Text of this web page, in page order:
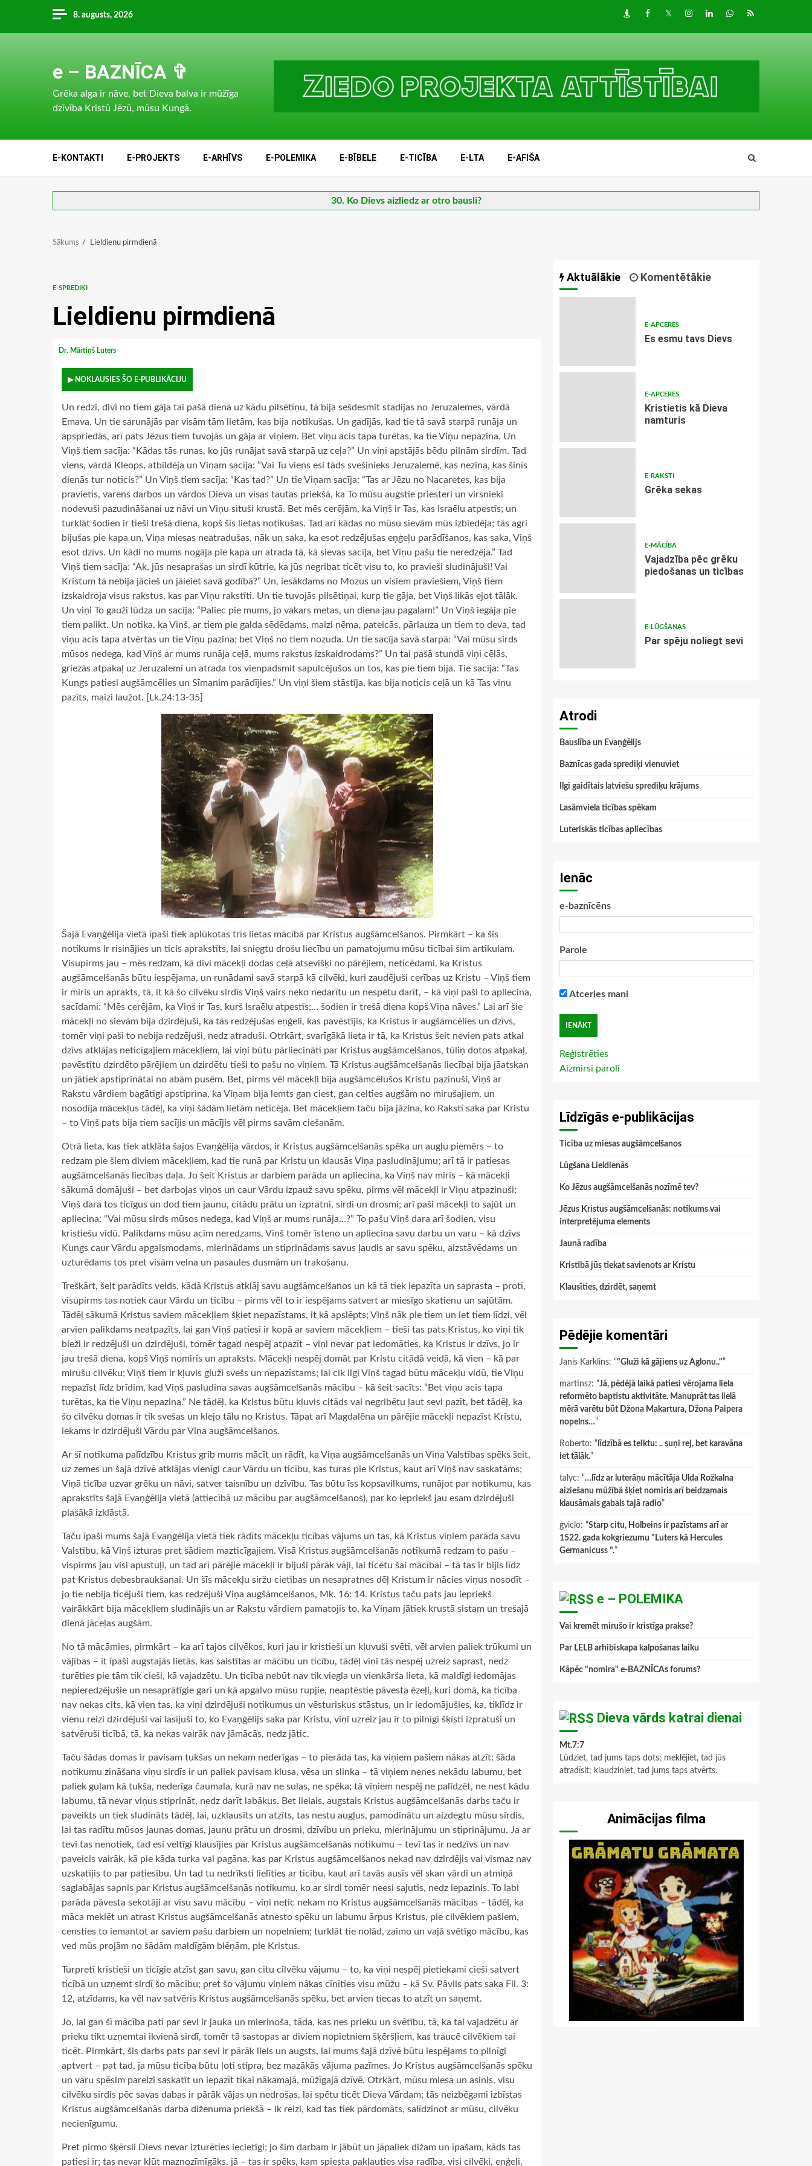
content
8. augusts, 2026 DraugiemFacebook
TwitterInstagram
LinkedInwhatsapp
RSS
e – BAZNĪCA ✞
Grēka alga ir nāve, bet Dieva balva ir mūžīga
dzīvība Kristū Jēzū, mūsu Kungā.
E-KONTAKTI E-PROJEKTS E-ARHĪVS E-POLEMIKA E-BĪBELE E-TICĪBA E-LTA E-AFIŠA
30. Ko Dievs aizliedz ar otro bausli?
Sākums Lieldienu pirmdienā
E-SPREDIĶI
Lieldienu pirmdienā
Dr. Mārtiņš Luters
▶ NOKLAUSIES ŠO E-PUBLIKĀCIJU
Un redzi, divi no tiem gāja tai pašā dienā uz kādu pilsētiņu, tā bija sešdesmit stadijas no Jeruzalemes, vārdā
Emava. Un tie sarunājās par visām tām lietām, kas bija notikušas. Un gadījās, kad tie tā savā starpā runāja un
apspriedās, arī pats Jēzus tiem tuvojās un gāja ar viņiem. Bet viņu acis tapa turētas, ka tie Viņu nepazina. Un
Viņš tiem sacīja: “Kādas tās runas, ko jūs runājat savā starpā uz ceļa?” Un viņi apstājās bēdu pilnām sirdīm. Tad
viens, vārdā Kleops, atbildēja un Viņam sacīja: ”Vai Tu viens esi tāds svešinieks Jeruzalemē, kas nezina, kas šinīs
dienās tur noticis?” Un Viņš tiem sacīja: “Kas tad?” Un tie Viņam sacīja: “Tas ar Jēzu no Nacaretes, kas bija
pravietis, varens darbos un vārdos Dieva un visas tautas priekšā, ka To mūsu augstie priesteri un virsnieki
nodevuši pazudināšanai uz nāvi un Viņu situši krustā. Bet mēs cerējām, ka Viņš ir Tas, kas Israēlu atpestīs; un
turklāt šodien ir tieši trešā diena, kopš šīs lietas notikušas. Tad arī kādas no mūsu sievām mūs izbiedēja; tās agri
bijušas pie kapa un, Viņa miesas neatradušas, nāk un saka, ka esot redzējušas eņģeļu parādīšanos, kas saka, Viņš
esot dzīvs. Un kādi no mums nogāja pie kapa un atrada tā, kā sievas sacīja, bet Viņu pašu tie neredzēja.” Tad
Viņš tiem sacīja: “Ak, jūs nesaprašas un sirdī kūtrie, ka jūs negribat ticēt visu to, ko pravieši sludinājuši! Vai
Kristum tā nebija jācieš un jāieiet savā godībā?” Un, iesākdams no Mozus un visiem praviešiem, Viņš tiem
izskaidroja visus rakstus, kas par Viņu rakstīti. Un tie tuvojās pilsētiņai, kurp tie gāja, bet Viņš likās ejot tālāk.
Un viņi To gauži lūdza un sacīja: “Paliec pie mums, jo vakars metas, un diena jau pagalam!” Un Viņš iegāja pie
tiem palikt. Un notika, ka Viņš, ar tiem pie galda sēdēdams, maizi ņēma, pateicās, pārlauza un tiem to deva, tad
viņu acis tapa atvērtas un tie Viņu pazina; bet Viņš no tiem nozuda. Un tie sacīja savā starpā: “Vai mūsu sirds
mūsos nedega, kad Viņš ar mums runāja ceļā, mums rakstus izskaidrodams?” Un tai pašā stundā viņi cēlās,
griezās atpakaļ uz Jeruzalemi un atrada tos vienpadsmit sapulcējušos un tos, kas pie tiem bija. Tie sacīja: “Tas
Kungs patiesi augšāmcēlies un Sīmanim parādījies.” Un viņi šiem stāstīja, kas bija noticis ceļā un kā Tas viņu
pazīts, maizi laužot. [Lk.24:13-35]
Šajā Evaņģēlija vietā īpaši tiek aplūkotas trīs lietas mācībā par Kristus augšāmcelšanos. Pirmkārt – ka šis
notikums ir risinājies un ticis aprakstīts, lai sniegtu drošu liecību un pamatojumu mūsu ticībai šim artikulam.
Visupirms jau – mēs redzam, kā divi mācekļi dodas ceļā atsevišķi no pārējiem, neticēdami, ka Kristus
augšāmcelšanās būtu iespējama, un runādami savā starpā kā cilvēki, kuri zaudējuši cerības uz Kristu – Viņš tiem
ir miris un aprakts, tā, it kā šo cilvēku sirdīs Viņš vairs neko nedarītu un nespētu darīt, – kā viņi paši to apliecina,
sacīdami: “Mēs cerējām, ka Viņš ir Tas, kurš Israēlu atpestīs;… šodien ir trešā diena kopš Viņa nāves.” Lai arī šie
mācekļi no sievām bija dzirdējuši, ka tās redzējušas eņģeli, kas pavēstījis, ka Kristus ir augšāmcēlies un dzīvs,
tomēr viņi paši to nebija redzējuši, nedz atraduši. Otrkārt, svarīgākā lieta ir tā, ka Kristus šeit nevien pats atkal
dzīvs atklājas neticīgajiem mācekļiem, lai viņi būtu pārliecināti par Kristus augšāmcelšanos, tūliņ dotos atpakaļ,
pavēstītu dzirdēto pārējiem un dzirdētu tieši to pašu no viņiem. Tā Kristus augšāmcelšanās liecībai bija jāatskan
un jātiek apstiprinātai no abām pusēm. Bet, pirms vēl mācekļi bija augšāmcēlušos Kristu pazinuši, Viņš ar
Rakstu vārdiem bagātīgi apstiprina, ka Viņam bija lemts gan ciest, gan celties augšām no mirušajiem, un
nosodīja mācekļus tādēļ, ka viņi šādām lietām neticēja. Bet mācekļiem taču bija jāzina, ko Raksti saka par Kristu
– to Viņš pats bija tiem sacījis un mācījis vēl pirms savām ciešanām.
Otrā lieta, kas tiek atklāta šajos Evaņģēlija vārdos, ir Kristus augšāmcelšanās spēka un augļu piemērs – to
redzam pie šiem diviem mācekļiem, kad tie runā par Kristu un klausās Viņa pasludinājumu; arī tā ir patiesas
augšāmcelšanās liecības daļa. Jo šeit Kristus ar darbiem parāda un apliecina, ka Viņš nav miris – kā mācekļi
sākumā domājuši – bet darbojas viņos un caur Vārdu izpauž savu spēku, pirms vēl mācekļi ir Viņu atpazinuši;
Viņš dara tos ticīgus un dod tiem jaunu, citādu prātu un izpratni, sirdi un drosmi; arī paši mācekļi to sajūt un
apliecina: “Vai mūsu sirds mūsos nedega, kad Viņš ar mums runāja…?” To pašu Viņš dara arī šodien, visu
kristiešu vidū. Palikdams mūsu acīm neredzams, Viņš tomēr īsteno un apliecina savu darbu un varu – kā dzīvs
Kungs caur Vārdu apgaismodams, mierinādams un stiprinādams savus ļaudis ar savu spēku, aizstāvēdams un
uzturēdams tos pret visām velna un pasaules dusmām un trakošanu.
Treškārt, šeit parādīts veids, kādā Kristus atklāj savu augšāmcelšanos un kā tā tiek iepazīta un saprasta – proti,
visupirms tas notiek caur Vārdu un ticību – pirms vēl to ir iespējams satvert ar miesīgo skatienu un sajūtām.
Tādēļ sākumā Kristus saviem mācekļiem šķiet nepazīstams, it kā apslēpts; Viņš nāk pie tiem un iet tiem līdzi, vēl
arvien palikdams neatpazīts, lai gan Viņš patiesi ir kopā ar saviem mācekļiem – tieši tas pats Kristus, ko viņi tik
bieži ir redzējuši un dzirdējuši, tomēr tagad nespēj atpazīt – viņi nevar pat iedomāties, ka Kristus ir dzīvs, jo ir
jau trešā diena, kopš Viņš nomiris un apraksts. Mācekļi nespēj domāt par Kristu citādā veidā, kā vien – kā par
mirušu cilvēku; Viņš tiem ir kļuvis gluži svešs un nepazīstams; lai cik ilgi Viņš tagad būtu mācekļu vidū, tie Viņu
nepazīst līdz brīdim, kad Viņš pasludina savas augšāmcelšanās mācību – kā šeit sacīts: “Bet viņu acis tapa
turētas, ka tie Viņu nepazina.” Ne tādēļ, ka Kristus būtu kļuvis citāds vai negribētu ļaut sevi pazīt, bet tādēļ, ka
šo cilvēku domas ir tik svešas un klejo tālu no Kristus. Tāpat arī Magdalēna un pārējie mācekļi nepazīst Kristu,
iekams ir dzirdējuši Vārdu par Viņa augšāmcelšanos.
Ar šī notikuma palīdzību Kristus grib mums mācīt un rādīt, ka Viņa augšāmcelšanās un Viņa Valstības spēks šeit,
uz zemes un šajā dzīvē atklājas vienīgi caur Vārdu un ticību, kas turas pie Kristus, kaut arī Viņš nav saskatāms;
Viņā ticība uzvar grēku un nāvi, satver taisnību un dzīvību. Tas būtu īss kopsavilkums, runājot par notikumu, kas
aprakstīts šajā Evaņģēlija vietā (attiecībā uz mācību par augšāmcelšanos), par ko iepriekš jau esam dzirdējuši
plašākā izklāstā.
Taču īpaši mums šajā Evaņģēlija vietā tiek rādīts mācekļu ticības vājums un tas, kā Kristus viņiem parāda savu
Valstību, kā Viņš izturas pret šādiem mazticīgajiem. Visā Kristus augšāmcelšanās notikumā redzam to pašu –
vispirms jau visi apustuļi, un tad arī pārējie mācekļi ir bijuši pārāk vāji, lai ticētu šai mācībai – tā tas ir bijis līdz
pat Kristus debesbraukšanai. Un šīs mācekļu siržu cietības un nesapratnes dēļ Kristum ir nācies viņus nosodīt –
jo tie nebija ticējuši tiem, kas redzējuši Viņa augšāmcelšanos, Mk. 16: 14. Kristus taču pats jau iepriekš
vairākkārt bija mācekļiem sludinājis un ar Rakstu vārdiem pamatojis to, ka Viņam jātiek krustā sistam un trešajā
dienā jāceļas augšām.
No tā mācāmies, pirmkārt – ka arī tajos cilvēkos, kuri jau ir kristieši un kļuvuši svēti, vēl arvien paliek trūkumi un
vājības – it īpaši augstajās lietās, kas saistītas ar mācību un ticību, tādēļ viņi tās nespēj uzreiz saprast, nedz
turēties pie tām tik cieši, kā vajadzētu. Un ticība nebūt nav tik viegla un vienkārša lieta, kā maldīgi iedomājas
nepieredzējušie un nesaprātīgie gari un kā apgalvo mūsu rupjie, neaptēstie pāvesta ēzeļi, kuri domā, ka ticība
nav nekas cits, kā vien tas, ka viņi dzirdējuši notikumus un vēsturiskus stāstus, un ir iedomājušies, ka, tiklīdz ir
vienu reizi dzirdējuši vai lasījuši to, ko Evaņģēlijs saka par Kristu, viņi uzreiz jau ir to pilnīgi šķīsti izpratuši un
satvēruši ticībā, tā, ka nekas vairāk nav jāmācās, nedz jātic.
Taču šādas domas ir pavisam tukšas un nekam nederīgas – to pierāda tas, ka viņiem pašiem nākas atzīt: šāda
notikumu zināšana viņu sirdīs ir un paliek pavisam klusa, vēsa un slinka – tā viņiem nenes nekādu labumu, bet
paliek guļam kā tukša, nederīga čaumala, kurā nav ne sulas, ne spēka; tā viņiem nespēj ne palīdzēt, ne nest kādu
labumu, tā nevar viņus stiprināt, nedz darīt labākus. Bet lielais, augstais Kristus augšāmcelšanās darbs taču ir
paveikts un tiek sludināts tādēļ, lai, uzklausīts un atzīts, tas nestu augļus, pamodinātu un aizdegtu mūsu sirdis,
lai tas radītu mūsos jaunas domas, jaunu prātu un drosmi, dzīvību un prieku, mierinājumu un stiprinājumu. Ja ar
tevi tas nenotiek, tad esi veltīgi klausījies par Kristus augšāmcelšanās notikumu – tevī tas ir nedzīvs un nav
paveicis vairāk, kā pie kāda turka vai pagāna, kas par Kristus augšāmcelšanos nekad nav dzirdējis vai vismaz nav
uzskatījis to par patiesību. Un tad tu nedrīksti lielīties ar ticību, kaut arī tavās ausīs vēl skan vārdi un atmiņā
saglabājas sapnis par Kristus augšāmcelšanās notikumu, ko ar sirdi tomēr neesi sajutis, nedz iepazinis. To labi
parāda pāvesta sekotāji ar visu savu mācību – viņi netic nekam no Kristus augšāmcelšanās mācības – tādēļ, ka
māca meklēt un atrast Kristus augšāmcelšanās atnesto spēku un labumu ārpus Kristus, pie cilvēkiem pašiem,
censties to iemantot ar saviem pašu darbiem un nopelniem; turklāt tie nolād, zaimo un vajā svētīgo mācību, kas
ved mūs projām no šādām maldīgām blēņām, pie Kristus.
Turpretī kristieši un ticīgie atzīst gan savu, gan citu cilvēku vājumu – to, ka viņi nespēj pietiekami cieši satvert
ticībā un uzņemt sirdī šo mācību; pret šo vājumu viņiem nākas cīnīties visu mūžu – kā Sv. Pāvils pats saka Fil. 3:
12, atzīdams, ka vēl nav satvēris Kristus augšāmcelšanās spēku, bet arvien tiecas to atzīt un saņemt.
Jo, lai gan šī mācība pati par sevi ir jauka un mierinoša, tāda, kas nes prieku un svētību, tā, ka tai vajadzētu ar
prieku tikt uzņemtai ikvienā sirdī, tomēr tā sastopas ar diviem nopietniem šķēršļiem, kas traucē cilvēkiem tai
ticēt. Pirmkārt, šis darbs pats par sevi ir pārāk liels un augsts, lai mums šajā dzīvē būtu iespējams to pilnīgi
aptvert – pat tad, ja mūsu ticība būtu ļoti stipra, bez mazākās vājuma pazīmes. Jo Kristus augšāmcelšanās spēku
un varu spēsim pareizi saskatīt un iepazīt tikai nākamajā, mūžīgajā dzīvē. Otrkārt, mūsu miesa un asinis, visu
cilvēku sirdis pēc savas dabas ir pārāk vājas un nedrošas, lai spētu ticēt Dieva Vārdam; tās neizbēgami izbīstas
Kristus augšāmcelšanās darba diženuma priekšā – ik reizi, kad tas tiek pārdomāts, salīdzinot ar mūsu, cilvēku
necienīgumu.
Pret pirmo šķērsli Dievs nevar izturēties iecietīgi; jo šim darbam ir jābūt un jāpaliek dižam un īpašam, kāds tas
patiesi ir; tas nevar kļūt maznozīmīgāks, jā – tas ir spēks, kam spiesta pakļauties visa radība, visi cilvēki, eņģeļi,
Aktuālākie Komentētākie
E-APCERES
Es esmu tavs Dievs
E-APCERES
Kristietis kā Dieva
namturis
E-RAKSTI
Grēka sekas
E-MĀCĪBA
Vajadzība pēc grēku
piedošanas un ticības
E-LŪGŠANAS
Par spēju noliegt sevi
Atrodi
Bauslība un Evaņģēlijs
Baznīcas gada sprediķi vienuviet
Ilgi gaidītais latviešu sprediķu krājums
Lasāmviela ticības spēkam
Luteriskās ticības apliecības
Ienāc
e-baznīcēns
Parole
Atceries mani
Reģistrēties
Aizmirsi paroli
Līdzīgās e-publikācijas
Ticība uz miesas augšāmcelšanos
Lūgšana Lieldienās
Ko Jēzus augšāmcelšanās nozīmē tev?
Jēzus Kristus augšāmcelšanās: notikums vai
interpretējuma elements
Jaunā radība
Kristībā jūs tiekat savienots ar Kristu
Klausīties, dzirdēt, saņemt
Pēdējie komentāri
Janis Karklins: “"Gluži kā gājiens uz Aglonu.."”
martinsz: “Jā, pēdējā laikā patiesi vērojama liela
reformēto baptistu aktivitāte. Manuprāt tas lielā
mērā varētu būt Džona Makartura, Džona Paipera
nopelns…”
Roberto: “ līdzībā es teiktu: .. suņi rej, bet karavāna
iet tālāk.”
talyc: “…līdz ar luterāņu mācītāja Ulda Rožkalna
aiziešanu mūžībā šķiet nomiris arī beidzamais
klausāmais gabals tajā radio”
gviclo: “Starp citu, Holbeins ir pazīstams arī ar
1522. gada kokgriezumu "Luters kā Hercules
Germanicuss ".”
e – POLEMIKA
Vai kremēt mirušo ir kristīga prakse?
Par LELB arhibīskapa kalpošanas laiku
Kāpēc "nomira" e-BAZNĪCAs forums?
Dieva vārds katrai dienai
Mt.7:7
Lūdziet, tad jums taps dots; meklējiet, tad jūs
atradīsit; klaudziniet, tad jums taps atvērts.
Animācijas filma